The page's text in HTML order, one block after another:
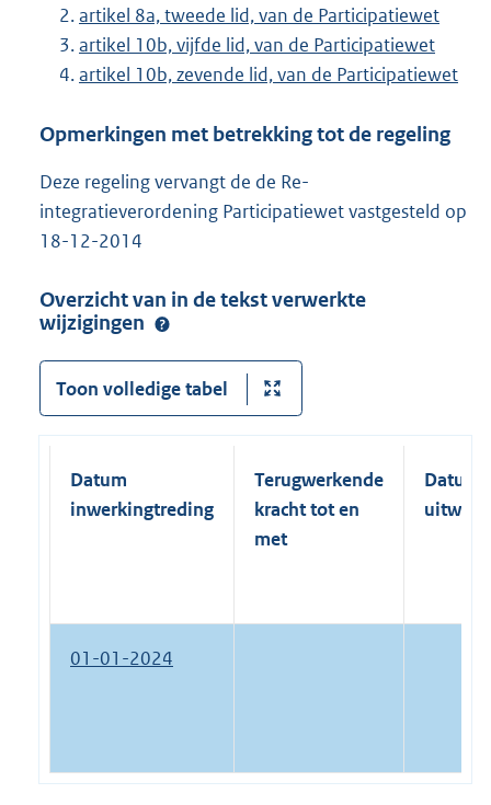
artikel 8a, tweede lid, van de Participatiewet
artikel 10b, vijfde lid, van de Participatiewet
artikel 10b, zevende lid, van de Participatiewet
Opmerkingen met betrekking tot de regeling
Deze regeling vervangt de de Re-
integratieverordening Participatiewet vastgesteld op
18-12-2014
Overzicht van in de tekst verwerkte
wijzigingen
Toon volledige tabel
Datum
inwerkingtreding
Terugwerkende
kracht tot en
met
Datum
01-01-2024